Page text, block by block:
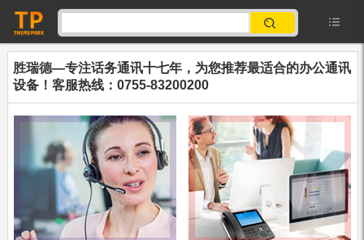
胜瑞德—专注话务通讯十七年，为您推荐最适合的办公通讯
设备！客服热线：0755-83200200